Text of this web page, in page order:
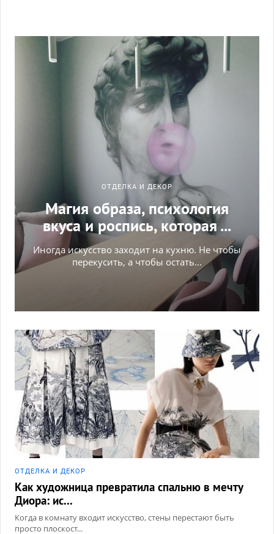
ОТДЕЛКА И ДЕКОР
Магия образа, психология
вкуса и роспись, которая ...
Иногда искусство заходит на кухню. Не чтобы
перекусить, а чтобы остать...
ОТДЕЛКА И ДЕКОР
Как художница превратила спальню в мечту
Диора: ис...
Когда в комнату входит искусство, стены перестают быть
просто плоскост...